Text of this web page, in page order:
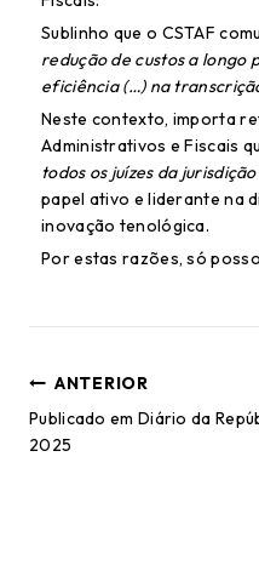
Sublinho que o CSTAF
redução de custos a
eficiência (…) na
Neste contexto, importa
Administrativos e Fiscais
todos os juízes da
papel ativo e liderante na
inovação tenológica.
Por estas razões, só
ANTERIOR
Publicado em Diário da
2025